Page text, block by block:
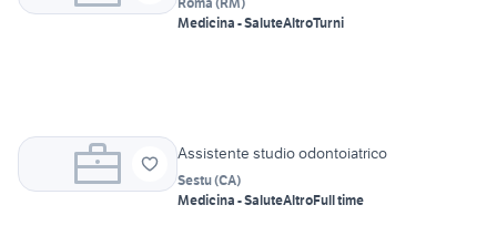
Medicina - SaluteAltroTurni
Assistente studio odontoiatrico
Sestu(CA)
Medicina - SaluteAltroFull time